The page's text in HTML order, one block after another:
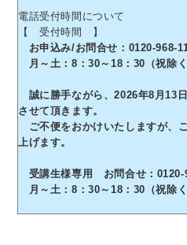
電話受付時間について
【 受付時間 】
お申込み/お問合せ：0120-968-
月～土：8：30～18：30（祝除
誠に勝手ながら、2026年8月13
させて頂きます。
ご不便をおかけいたしますが、
上げます。
受講生様専用 お問合せ：0120-
月～土：8：30～18：30（祝除